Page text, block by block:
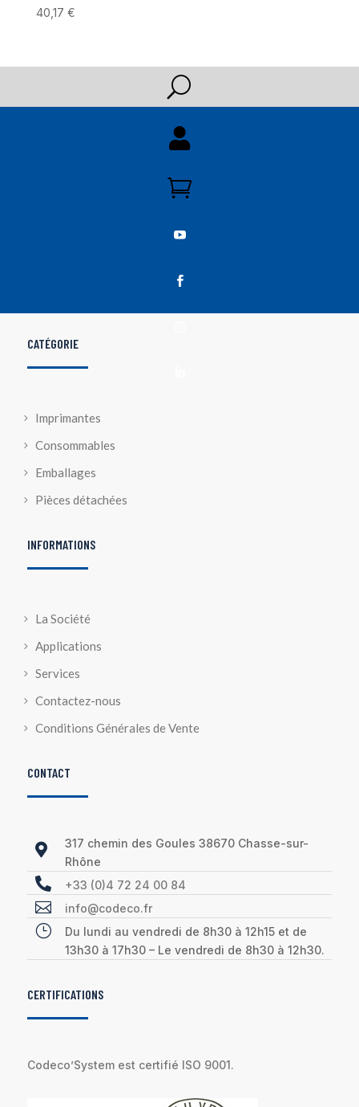
40,17 €
U




CATÉGORIE
Imprimantes
Consommables
Emballages
Pièces détachées
INFORMATIONS
La Société
Applications
Services
Contactez-nous
Conditions Générales de Vente
CONTACT

317 chemin des Goules 38670 Chasse-sur-
Rhône
 +33 (0)4 72 24 00 84
 info@codeco.fr
}
Du lundi au vendredi de 8h30 à 12h15 et de
13h30 à 17h30 – Le vendredi de 8h30 à 12h30.
CERTIFICATIONS
Codeco’System est certifié ISO 9001.